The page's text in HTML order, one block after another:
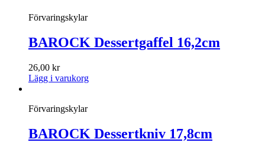
Förvaringskylar
BAROCK Dessertgaffel 16,2cm
26,00 kr
Lägg i varukorg
Förvaringskylar
BAROCK Dessertkniv 17,8cm